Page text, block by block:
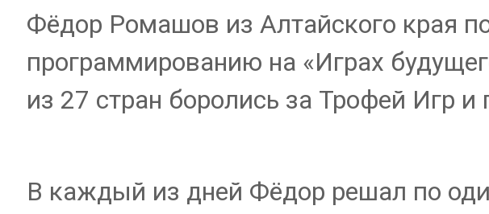
Фёдор Ромашов из Алтайского края
программированию на «Играх
из 27 стран боролись за Трофей Игр
В каждый из дней Фёдор решал по